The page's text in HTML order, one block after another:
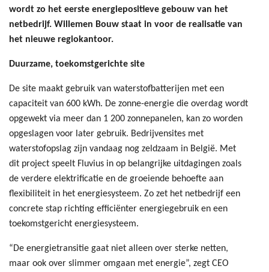
wordt zo het eerste energiepositieve gebouw van het
netbedrijf. Willemen Bouw staat in voor de realisatie van
het nieuwe regiokantoor.
Duurzame, toekomstgerichte site
De site maakt gebruik van waterstofbatterijen met een
capaciteit van 600 kWh. De zonne-energie die overdag wordt
opgewekt via meer dan 1 200 zonnepanelen, kan zo worden
opgeslagen voor later gebruik. Bedrijvensites met
waterstofopslag zijn vandaag nog zeldzaam in België. Met
dit project speelt Fluvius in op belangrijke uitdagingen zoals
de verdere elektrificatie en de groeiende behoefte aan
flexibiliteit in het energiesysteem. Zo zet het netbedrijf een
concrete stap richting efficiënter energiegebruik en een
toekomstgericht energiesysteem.
“De energietransitie gaat niet alleen over sterke netten,
maar ook over slimmer omgaan met energie”, zegt CEO